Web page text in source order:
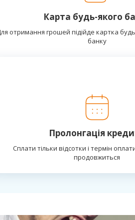
Карта будь-якого
отримання грошей підійде картка
банку
Пролонгація
Сплати тільки відсотки і термін
продовжиться